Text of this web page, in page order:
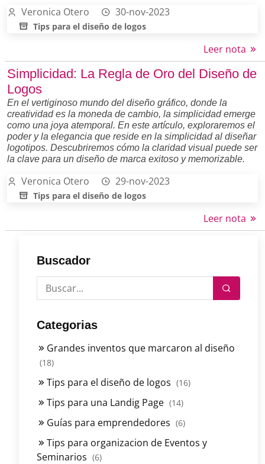
Buscador
Categorias
Grandes inventos que marcaron al diseño
(18)
Tips para el diseño de logos (16)
Tips para una Landig Page (14)
Guías para emprendedores (6)
Tips para organizacion de Eventos y
Seminarios (6)
Veronica Otero 30-nov-2023
Tips para el diseño de logos
Leer nota
Simplicidad: La Regla de Oro del Diseño de
Logos
En el vertiginoso mundo del diseño gráfico, donde la
creatividad es la moneda de cambio, la simplicidad emerge
como una joya atemporal. En este artículo, exploraremos el
poder y la elegancia que reside en la simplicidad al diseñar
logotipos. Descubriremos cómo la claridad visual puede ser
la clave para un diseño de marca exitoso y memorizable.
Veronica Otero 29-nov-2023
Tips para el diseño de logos
Leer nota